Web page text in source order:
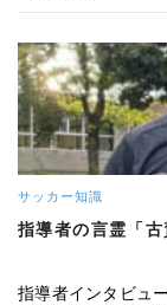
サッカー知識
指導者の言霊「
指導者インタビュ